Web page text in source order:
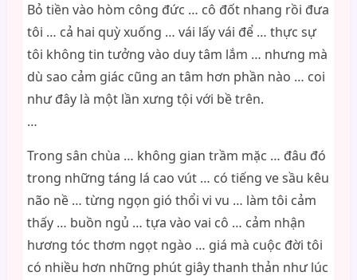
Bỏ tiền vào hòm công đức … cô đốt nhang rồi đưa
tôi … cả hai quỳ xuống … vái lấy vái để … thực sự
tôi không tin tưởng vào duy tâm lắm … nhưng mà
dù sao cảm giác cũng an tâm hơn phần nào … coi
như đây là một lần xưng tội với bề trên.
…
Trong sân chùa … không gian trầm mặc … đâu đó
trong những táng lá cao vút … có tiếng ve sầu kêu
não nề … từng ngọn gió thổi vi vu … làm tôi cảm
thấy … buồn ngủ … tựa vào vai cô … cảm nhận
hương tóc thơm ngọt ngào … giá mà cuộc đời tôi
có nhiều hơn những phút giây thanh thản như lúc